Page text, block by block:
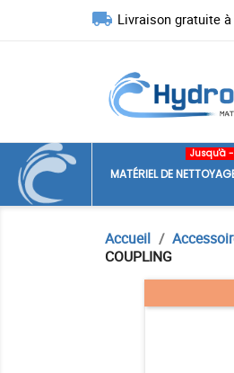
local_shipping Livraison gratuite
MATÉRIEL DE
Jusqu'à -
Accueil
COUPLING